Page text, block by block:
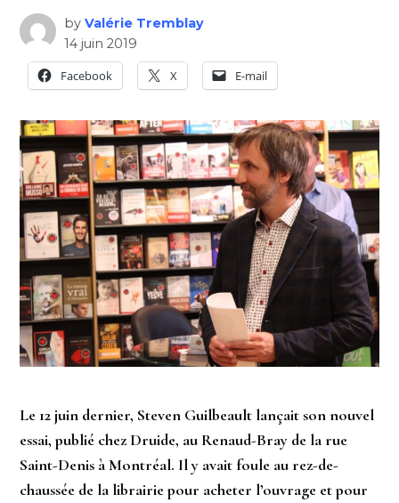
by Valérie Tremblay
14 juin 2019
Facebook
X E-mail
Le 12 juin dernier, Steven Guilbeault lançait son nouvel
essai, publié chez Druide, au Renaud-Bray de la rue
Saint-Denis à Montréal. Il y avait foule au rez-de-
chaussée de la librairie pour acheter l’ouvrage et pour